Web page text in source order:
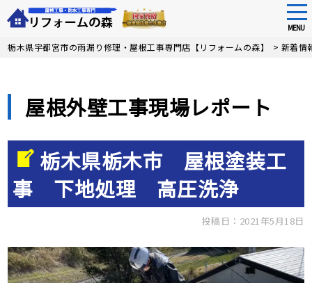
Skip
MENU
栃木県宇都宮市の雨漏り修理・屋根工事専門店【リフォームの森】 > 新着情
屋根外壁工事現場レポート
栃木県栃木市 屋根塗装工
事 下地処理 高圧洗浄
投稿日：2021年5月18日